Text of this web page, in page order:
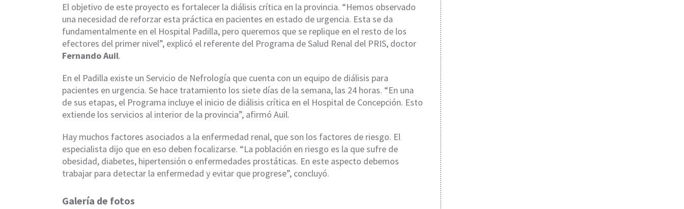
El objetivo de este proyecto es fortalecer la diálisis crítica en la provincia. “Hemos observado
una necesidad de reforzar esta práctica en pacientes en estado de urgencia. Esta se da
fundamentalmente en el Hospital Padilla, pero queremos que se replique en el resto de los
efectores del primer nivel”, explicó el referente del Programa de Salud Renal del PRIS, doctor
Fernando Auil.
En el Padilla existe un Servicio de Nefrología que cuenta con un equipo de diálisis para
pacientes en urgencia. Se hace tratamiento los siete días de la semana, las 24 horas. “En una
de sus etapas, el Programa incluye el inicio de diálisis crítica en el Hospital de Concepción. Esto
extiende los servicios al interior de la provincia”, afirmó Auil.
Hay muchos factores asociados a la enfermedad renal, que son los factores de riesgo. El
especialista dijo que en eso deben focalizarse. “La población en riesgo es la que sufre de
obesidad, diabetes, hipertensión o enfermedades prostáticas. En este aspecto debemos
trabajar para detectar la enfermedad y evitar que progrese”, concluyó.
Galería de fotos